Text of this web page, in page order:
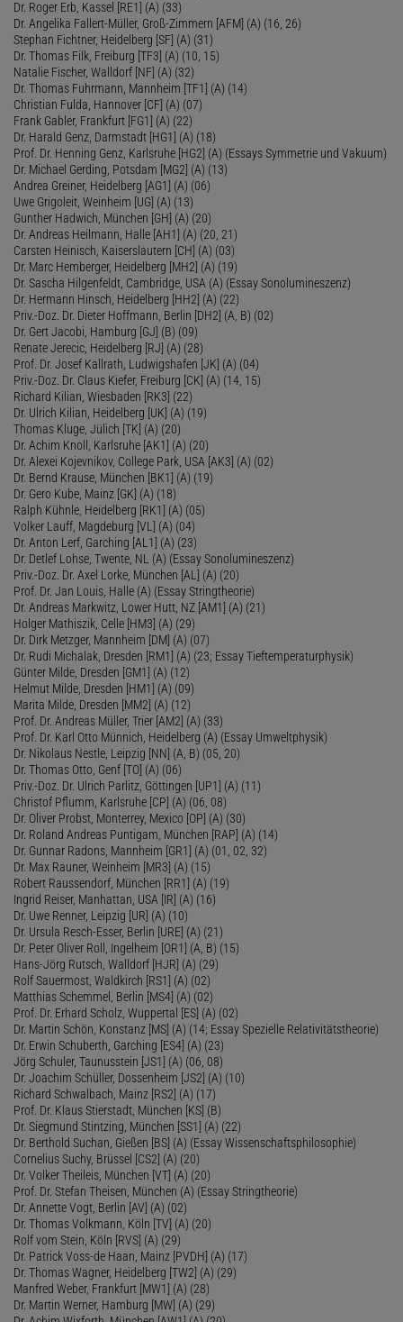
Dr. Roger Erb, Kassel [RE1] (A) (33)
Dr. Angelika Fallert-Müller, Groß-Zimmern [AFM] (A) (16, 26)
Stephan Fichtner, Heidelberg [SF] (A) (31)
Dr. Thomas Filk, Freiburg [TF3] (A) (10, 15)
Natalie Fischer, Walldorf [NF] (A) (32)
Dr. Thomas Fuhrmann, Mannheim [TF1] (A) (14)
Christian Fulda, Hannover [CF] (A) (07)
Frank Gabler, Frankfurt [FG1] (A) (22)
Dr. Harald Genz, Darmstadt [HG1] (A) (18)
Prof. Dr. Henning Genz, Karlsruhe [HG2] (A) (Essays Symmetrie und Vakuum)
Dr. Michael Gerding, Potsdam [MG2] (A) (13)
Andrea Greiner, Heidelberg [AG1] (A) (06)
Uwe Grigoleit, Weinheim [UG] (A) (13)
Gunther Hadwich, München [GH] (A) (20)
Dr. Andreas Heilmann, Halle [AH1] (A) (20, 21)
Carsten Heinisch, Kaiserslautern [CH] (A) (03)
Dr. Marc Hemberger, Heidelberg [MH2] (A) (19)
Dr. Sascha Hilgenfeldt, Cambridge, USA (A) (Essay Sonolumineszenz)
Dr. Hermann Hinsch, Heidelberg [HH2] (A) (22)
Priv.-Doz. Dr. Dieter Hoffmann, Berlin [DH2] (A, B) (02)
Dr. Gert Jacobi, Hamburg [GJ] (B) (09)
Renate Jerecic, Heidelberg [RJ] (A) (28)
Prof. Dr. Josef Kallrath, Ludwigshafen [JK] (A) (04)
Priv.-Doz. Dr. Claus Kiefer, Freiburg [CK] (A) (14, 15)
Richard Kilian, Wiesbaden [RK3] (22)
Dr. Ulrich Kilian, Heidelberg [UK] (A) (19)
Thomas Kluge, Jülich [TK] (A) (20)
Dr. Achim Knoll, Karlsruhe [AK1] (A) (20)
Dr. Alexei Kojevnikov, College Park, USA [AK3] (A) (02)
Dr. Bernd Krause, München [BK1] (A) (19)
Dr. Gero Kube, Mainz [GK] (A) (18)
Ralph Kühnle, Heidelberg [RK1] (A) (05)
Volker Lauff, Magdeburg [VL] (A) (04)
Dr. Anton Lerf, Garching [AL1] (A) (23)
Dr. Detlef Lohse, Twente, NL (A) (Essay Sonolumineszenz)
Priv.-Doz. Dr. Axel Lorke, München [AL] (A) (20)
Prof. Dr. Jan Louis, Halle (A) (Essay Stringtheorie)
Dr. Andreas Markwitz, Lower Hutt, NZ [AM1] (A) (21)
Holger Mathiszik, Celle [HM3] (A) (29)
Dr. Dirk Metzger, Mannheim [DM] (A) (07)
Dr. Rudi Michalak, Dresden [RM1] (A) (23; Essay Tieftemperaturphysik)
Günter Milde, Dresden [GM1] (A) (12)
Helmut Milde, Dresden [HM1] (A) (09)
Marita Milde, Dresden [MM2] (A) (12)
Prof. Dr. Andreas Müller, Trier [AM2] (A) (33)
Prof. Dr. Karl Otto Münnich, Heidelberg (A) (Essay Umweltphysik)
Dr. Nikolaus Nestle, Leipzig [NN] (A, B) (05, 20)
Dr. Thomas Otto, Genf [TO] (A) (06)
Priv.-Doz. Dr. Ulrich Parlitz, Göttingen [UP1] (A) (11)
Christof Pflumm, Karlsruhe [CP] (A) (06, 08)
Dr. Oliver Probst, Monterrey, Mexico [OP] (A) (30)
Dr. Roland Andreas Puntigam, München [RAP] (A) (14)
Dr. Gunnar Radons, Mannheim [GR1] (A) (01, 02, 32)
Dr. Max Rauner, Weinheim [MR3] (A) (15)
Robert Raussendorf, München [RR1] (A) (19)
Ingrid Reiser, Manhattan, USA [IR] (A) (16)
Dr. Uwe Renner, Leipzig [UR] (A) (10)
Dr. Ursula Resch-Esser, Berlin [URE] (A) (21)
Dr. Peter Oliver Roll, Ingelheim [OR1] (A, B) (15)
Hans-Jörg Rutsch, Walldorf [HJR] (A) (29)
Rolf Sauermost, Waldkirch [RS1] (A) (02)
Matthias Schemmel, Berlin [MS4] (A) (02)
Prof. Dr. Erhard Scholz, Wuppertal [ES] (A) (02)
Dr. Martin Schön, Konstanz [MS] (A) (14; Essay Spezielle Relativitätstheorie)
Dr. Erwin Schuberth, Garching [ES4] (A) (23)
Jörg Schuler, Taunusstein [JS1] (A) (06, 08)
Dr. Joachim Schüller, Dossenheim [JS2] (A) (10)
Richard Schwalbach, Mainz [RS2] (A) (17)
Prof. Dr. Klaus Stierstadt, München [KS] (B)
Dr. Siegmund Stintzing, München [SS1] (A) (22)
Dr. Berthold Suchan, Gießen [BS] (A) (Essay Wissenschaftsphilosophie)
Cornelius Suchy, Brüssel [CS2] (A) (20)
Dr. Volker Theileis, München [VT] (A) (20)
Prof. Dr. Stefan Theisen, München (A) (Essay Stringtheorie)
Dr. Annette Vogt, Berlin [AV] (A) (02)
Dr. Thomas Volkmann, Köln [TV] (A) (20)
Rolf vom Stein, Köln [RVS] (A) (29)
Dr. Patrick Voss-de Haan, Mainz [PVDH] (A) (17)
Dr. Thomas Wagner, Heidelberg [TW2] (A) (29)
Manfred Weber, Frankfurt [MW1] (A) (28)
Dr. Martin Werner, Hamburg [MW] (A) (29)